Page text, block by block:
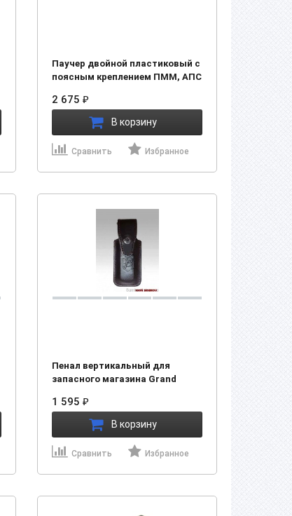
Паучер двойной пластиковый с
поясным креплением ПММ, АПС
2 675₽
В корзину
Сравнить Избранное
Пенал вертикальный для
запасного магазина Grand
1 595₽
В корзину
Сравнить Избранное